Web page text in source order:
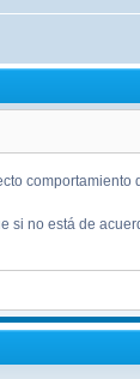
comportamiento
si no está de